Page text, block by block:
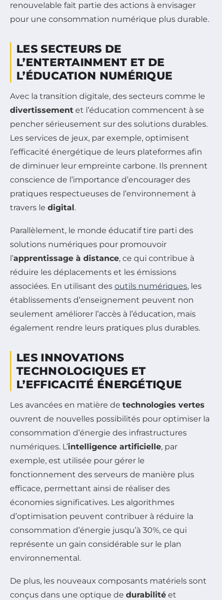
renouvelable fait partie des actions à envisager
pour une consommation numérique plus durable.
LES SECTEURS DE
L’ENTERTAINMENT ET DE
L’ÉDUCATION NUMÉRIQUE
Avec la transition digitale, des secteurs comme le
divertissement et l’éducation commencent à se
pencher sérieusement sur des solutions durables.
Les services de jeux, par exemple, optimisent
l’efficacité énergétique de leurs plateformes afin
de diminuer leur empreinte carbone. Ils prennent
conscience de l’importance d’encourager des
pratiques respectueuses de l’environnement à
travers le digital.
Parallèlement, le monde éducatif tire parti des
solutions numériques pour promouvoir
l’apprentissage à distance, ce qui contribue à
réduire les déplacements et les émissions
associées. En utilisant des outils numériques, les
établissements d’enseignement peuvent non
seulement améliorer l’accès à l’éducation, mais
également rendre leurs pratiques plus durables.
LES INNOVATIONS
TECHNOLOGIQUES ET
L’EFFICACITÉ ÉNERGÉTIQUE
Les avancées en matière de technologies vertes
ouvrent de nouvelles possibilités pour optimiser la
consommation d’énergie des infrastructures
numériques. L’intelligence artificielle, par
exemple, est utilisée pour gérer le
fonctionnement des serveurs de manière plus
efficace, permettant ainsi de réaliser des
économies significatives. Les algorithmes
d’optimisation peuvent contribuer à réduire la
consommation d’énergie jusqu’à 30%, ce qui
représente un gain considérable sur le plan
environnemental.
De plus, les nouveaux composants matériels sont
conçus dans une optique de durabilité et